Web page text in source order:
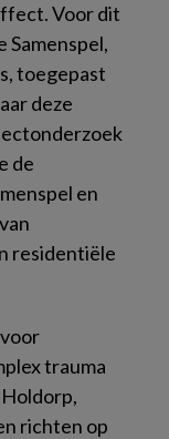
Voor dit
Samenspel,
toegepast
deze
de
en
residentiële
trauma
richten op